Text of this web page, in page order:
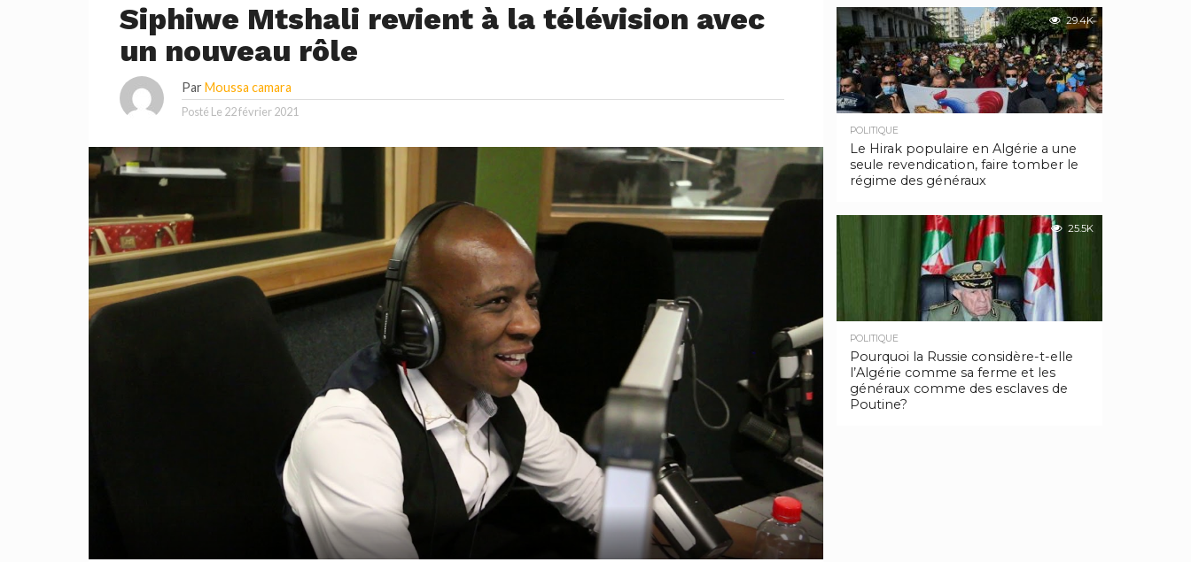
Siphiwe Mtshali revient à la télévision avec
un nouveau rôle
Par Moussa camara
Posté Le 22 février 2021
29.4K
POLITIQUE
Le Hirak populaire en Algérie a une
seule revendication, faire tomber le
régime des généraux
25.5K
POLITIQUE
Pourquoi la Russie considère-t-elle
l’Algérie comme sa ferme et les
généraux comme des esclaves de
Poutine?